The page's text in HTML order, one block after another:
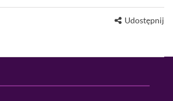
Udostępnij